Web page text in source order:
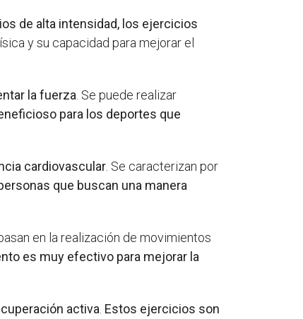
de alta intensidad, los ejercicios
y su capacidad para mejorar el
la fuerza . Se puede realizar
para los deportes que
cardiovascular . Se caracterizan por
que buscan una manera
basan en la realización de movimientos
es muy efectivo para mejorar la
activa Estos ejercicios son